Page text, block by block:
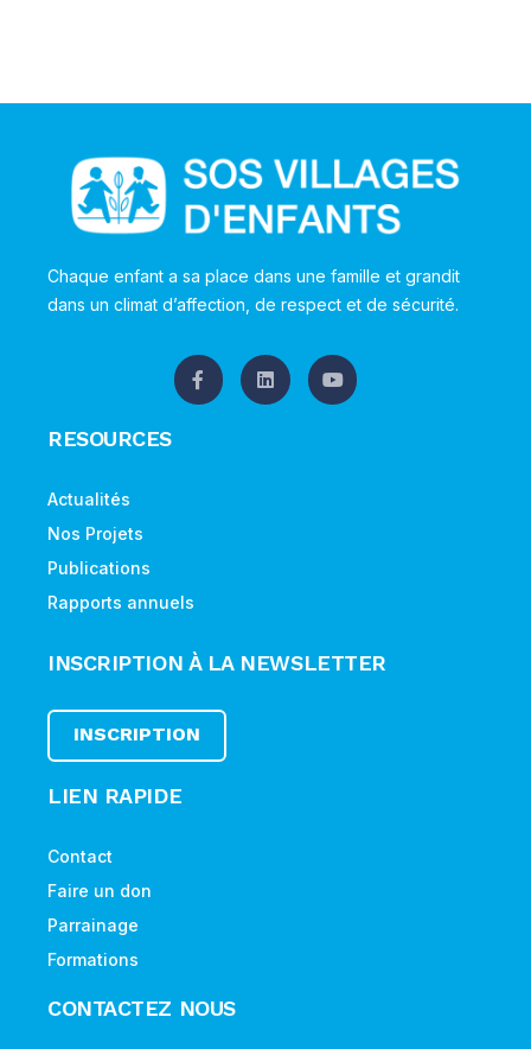
Chaque enfant a sa place dans une famille et grandit
dans un climat d’affection, de respect et de sécurité.
RESOURCES
Actualités
Nos Projets
Publications
Rapports annuels
INSCRIPTION À LA NEWSLETTER
INSCRIPTION
LIEN RAPIDE
Contact
Faire un don
Parrainage
Formations
CONTACTEZ NOUS